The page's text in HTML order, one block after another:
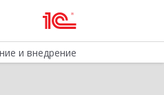
и внедрение